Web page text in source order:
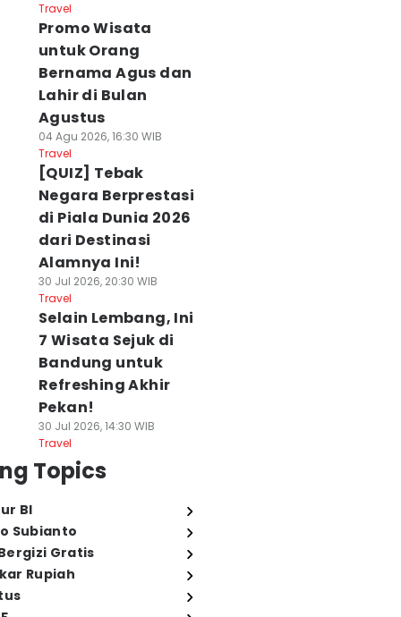
Travel
Promo Wisata
untuk Orang
Bernama Agus dan
Lahir di Bulan
Agustus
04 Agu 2026, 16:30 WIB
Travel
[QUIZ] Tebak
Negara Berprestasi
di Piala Dunia 2026
dari Destinasi
Alamnya Ini!
30 Jul 2026, 20:30 WIB
Travel
Selain Lembang, Ini
7 Wisata Sejuk di
Bandung untuk
Refreshing Akhir
Pekan!
30 Jul 2026, 14:30 WIB
Travel
Topics
BI
Subianto
Gratis
Rupiah